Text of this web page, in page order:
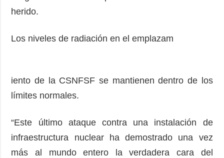
herido.
Los niveles de radiación en el emplazam
iento de la CSNFSF se mantienen dentro de los
límites normales.
“Este último ataque contra una instalación de
infraestructura nuclear ha demostrado una vez
más al mundo entero la verdadera cara del